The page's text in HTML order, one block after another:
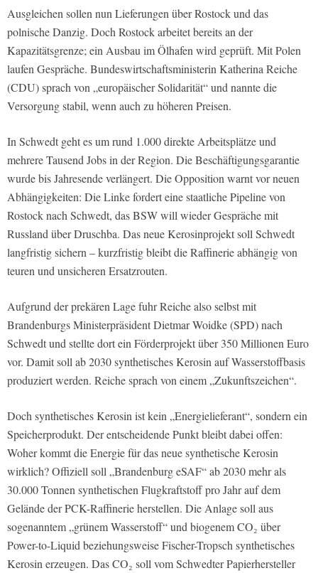
Ausgleichen sollen nun Lieferungen über Rostock und das
polnische Danzig. Doch Rostock arbeitet bereits an der
Kapazitätsgrenze; ein Ausbau im Ölhafen wird geprüft. Mit Polen
laufen Gespräche. Bundeswirtschaftsministerin Katherina Reiche
(CDU) sprach von „europäischer Solidarität“ und nannte die
Versorgung stabil, wenn auch zu höheren Preisen.
In Schwedt geht es um rund 1.000 direkte Arbeitsplätze und
mehrere Tausend Jobs in der Region. Die Beschäftigungsgarantie
wurde bis Jahresende verlängert. Die Opposition warnt vor neuen
Abhängigkeiten: Die Linke fordert eine staatliche Pipeline von
Rostock nach Schwedt, das BSW will wieder Gespräche mit
Russland über Druschba. Das neue Kerosinprojekt soll Schwedt
langfristig sichern – kurzfristig bleibt die Raffinerie abhängig von
teuren und unsicheren Ersatzrouten.
Aufgrund der prekären Lage fuhr Reiche also selbst mit
Brandenburgs Ministerpräsident Dietmar Woidke (SPD) nach
Schwedt und stellte dort ein Förderprojekt über 350 Millionen Euro
vor. Damit soll ab 2030 synthetisches Kerosin auf Wasserstoffbasis
produziert werden. Reiche sprach von einem „Zukunftszeichen“.
Doch synthetisches Kerosin ist kein „Energielieferant“, sondern ein
Speicherprodukt. Der entscheidende Punkt bleibt dabei offen:
Woher kommt die Energie für das neue synthetische Kerosin
wirklich? Offiziell soll „Brandenburg eSAF“ ab 2030 mehr als
30.000 Tonnen synthetischen Flugkraftstoff pro Jahr auf dem
Gelände der PCK-Raffinerie herstellen. Die Anlage soll aus
sogenanntem „grünem Wasserstoff“ und biogenem CO₂ über
Power-to-Liquid beziehungsweise Fischer-Tropsch synthetisches
Kerosin erzeugen. Das CO₂ soll vom Schwedter Papierhersteller